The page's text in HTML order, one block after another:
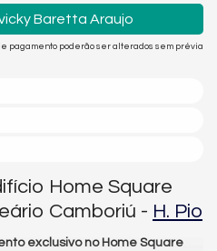
Baretta Araujo
pagamento poderão ser alterados sem prévia
Home Square
Camboriú - H. Pio
exclusivo no Home Square